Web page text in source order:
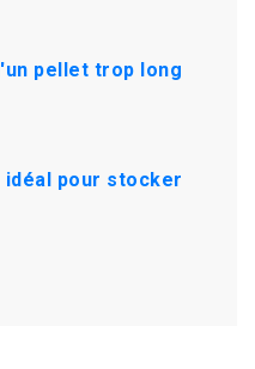
pellet trop long
pour stocker